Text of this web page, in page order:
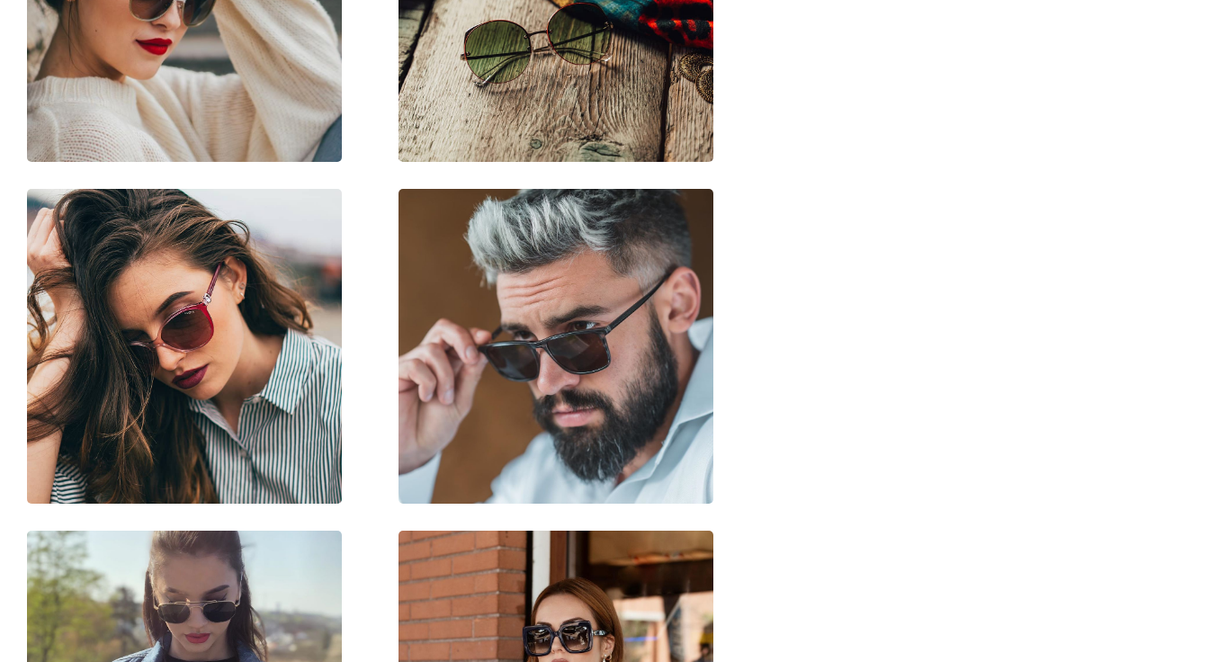
Μήκος βραχίονα:
140 mm
Γέφυρα:
19 mm
Βάρος:
100 γρ
Ρυθμιζόμενα μαξιλάρια μύτης:
Όχι
Αξεσουάρ
Παρέχονται με θήκη:
Ναι
Πανί καθαρισμού:
Ναι
Άλλα
Τύπος:
Γυναικεία
Κατηγορία:
Γυαλιά Ηλίου Επώνυμες Μάρκες
Μάρκα:
Vogue
Χρήση:
Μόδα
Κωδικός Προϊόντος / Μοντέλο:
0VO 5338S W44/11 54